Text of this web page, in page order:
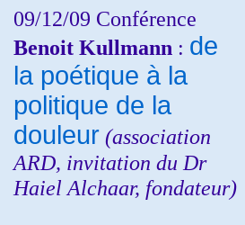
09/12/09 Conférence
Benoit Kullmann : de
la poétique à la
politique de la
douleur (association
ARD, invitation du Dr
Haiel Alchaar, fondateur)